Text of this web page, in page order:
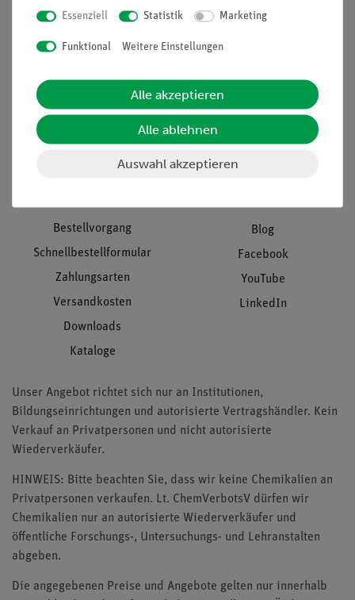
Kontakt
Hinweisgeberschutz
AGB
Inbetriebnahme & Schulungen
Download &
Bestellvorgang
Schnellbestellformular
Zahlungsarten
Versandkosten
Downloads
Kataloge
Blog
Facebook
YouTube
LinkedIn
Unser Angebot richtet sich nur an Institutionen,
Bildungseinrichtungen und autorisierte Vertragshändler. Kein
Verkauf an Privatpersonen und nicht autorisierte
Wiederverkäufer.
HINWEIS: Bitte beachten Sie, dass wir keine Chemikalien an
Privatpersonen verkaufen. Lt. ChemVerbotsV dürfen wir
Chemikalien nur an autorisierte Wiederverkäufer und
öffentliche Forschungs-, Untersuchungs- und Lehranstalten
abgeben.
Die angegebenen Preise und Angebote gelten nur innerhalb
Essenziell Statistik Marketing
Funktional Weitere Einstellungen
Alle akzeptieren
Alle ablehnen
Auswahl akzeptieren